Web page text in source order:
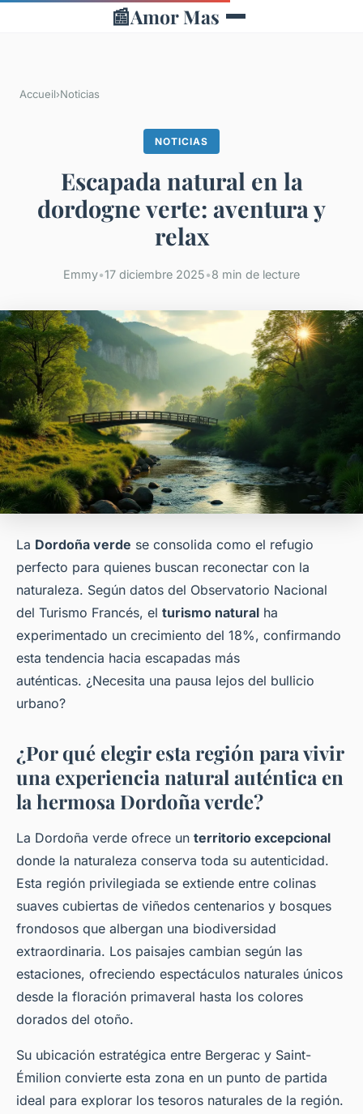
📰Amor Mas
Accueil›Noticias
NOTICIAS
Escapada natural en la
dordogne verte: aventura y
relax
Emmy•17 diciembre 2025•8 min de lecture
La Dordoña verde se consolida como el refugio
perfecto para quienes buscan reconectar con la
naturaleza. Según datos del Observatorio Nacional
del Turismo Francés, el turismo natural ha
experimentado un crecimiento del 18%, confirmando
esta tendencia hacia escapadas más
auténticas. ¿Necesita una pausa lejos del bullicio
urbano?
¿Por qué elegir esta región para vivir
una experiencia natural auténtica en
la hermosa Dordoña verde?
La Dordoña verde ofrece un territorio excepcional
donde la naturaleza conserva toda su autenticidad.
Esta región privilegiada se extiende entre colinas
suaves cubiertas de viñedos centenarios y bosques
frondosos que albergan una biodiversidad
extraordinaria. Los paisajes cambian según las
estaciones, ofreciendo espectáculos naturales únicos
desde la floración primaveral hasta los colores
dorados del otoño.
Su ubicación estratégica entre Bergerac y Saint-
Émilion convierte esta zona en un punto de partida
ideal para explorar los tesoros naturales de la región.